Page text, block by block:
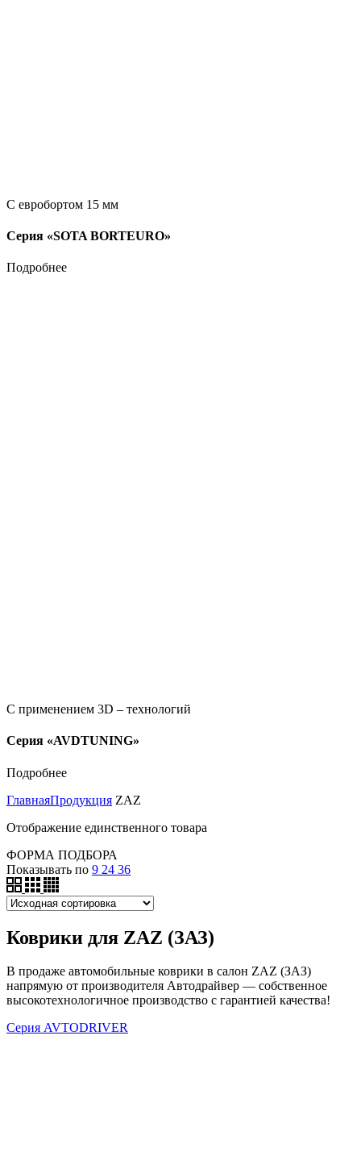
С евробортом 15 мм
Серия «SOTA BORTEURO»
Подробнее
С применением 3D – технологий
Серия «AVDTUNING»
Подробнее
ГлавнаяПродукция ZAZ
Отображение единственного товара
ФОРМА ПОДБОРА
Показывать по 9 24 36
Коврики для ZAZ (ЗАЗ)
В продаже автомобильные коврики в салон ZAZ (ЗАЗ)
напрямую от производителя Автодрайвер — собственное
высокотехнологичное производство с гарантией качества!
Серия AVTODRIVER